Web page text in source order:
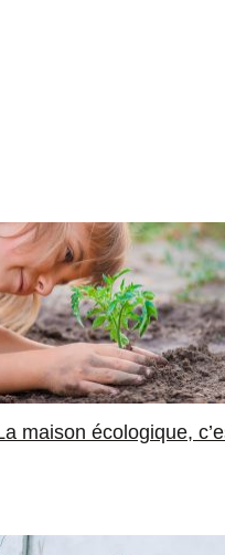
maison écologique,